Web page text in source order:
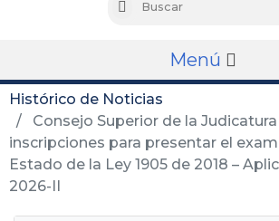
Buscar
Menú
Histórico de Noticias
Consejo Superior de la
inscripciones para presentar el
Estado de la Ley 1905 de 2018 –
2026-II